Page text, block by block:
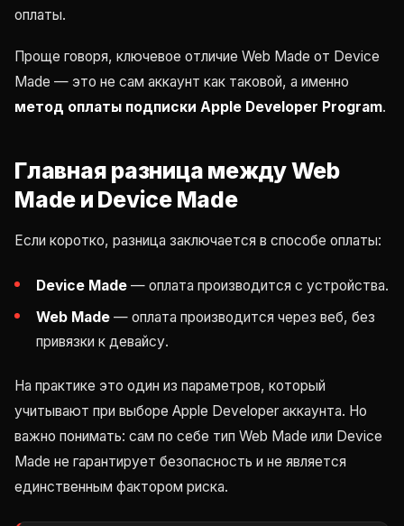
оплаты.
Проще говоря, ключевое отличие Web Made от Device
Made — это не сам аккаунт как таковой, а именно
метод оплаты подписки Apple Developer Program.
Главная разница между Web
Made и Device Made
Если коротко, разница заключается в способе оплаты:
Device Made — оплата производится с устройства.
Web Made — оплата производится через веб, без
привязки к девайсу.
На практике это один из параметров, который
учитывают при выборе Apple Developer аккаунта. Но
важно понимать: сам по себе тип Web Made или Device
Made не гарантирует безопасность и не является
единственным фактором риска.